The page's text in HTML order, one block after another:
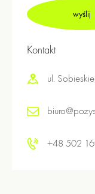
ogólnego
kwietnia 2016 r.
Ponadto oświadczam,
nie wpływa na
podstawie zgody przed
Kontakt
ul.
+48 502